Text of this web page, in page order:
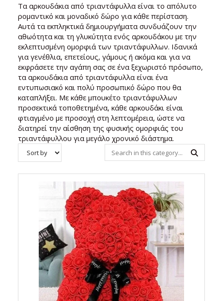
Τα αρκουδάκια από τριαντάφυλλα είναι το απόλυτο
ρομαντικό και μοναδικό δώρο για κάθε περίσταση.
Αυτά τα εκπληκτικά δημιουργήματα συνδυάζουν την
αθωότητα και τη γλυκύτητα ενός αρκουδάκου με την
εκλεπτυσμένη ομορφιά των τριαντάφυλλων. Ιδανικά
για γενέθλια, επετείους, γάμους ή ακόμα και για να
εκφράσετε την αγάπη σας σε ένα ξεχωριστό πρόσωπο,
τα αρκουδάκια από τριαντάφυλλα είναι ένα
εντυπωσιακό και πολύ προσωπικό δώρο που θα
καταπλήξει. Με κάθε μπουκέτο τριαντάφυλλων
προσεκτικά τοποθετημένα, κάθε αρκουδάκι είναι
φτιαγμένο με προσοχή στη λεπτομέρεια, ώστε να
διατηρεί την αίσθηση της φυσικής ομορφιάς του
τριαντάφυλλου για μεγάλο χρονικό διάστημα.